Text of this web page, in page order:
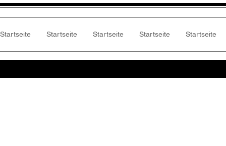
Startseite Startseite Startseite Startseite Startseite